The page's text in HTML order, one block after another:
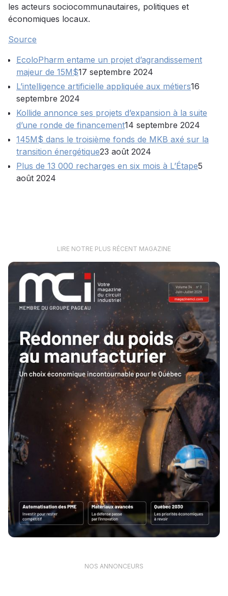
les acteurs sociocommunautaires, politiques et
économiques locaux.
Source
EcoloPharm entame un projet d’agrandissement
majeur de 15M$17 septembre 2024
L’intelligence artificielle appliquée aux métiers16
septembre 2024
Kollide annonce ses projets d’expansion à la suite
d’une ronde de financement14 septembre 2024
145M$ dans le troisième fonds de MKB axé sur la
transition énergétique23 août 2024
Plus de 13 000 recharges en six mois à L’Étape5
août 2024
LIRE NOTRE PLUS RÉCENT MAGAZINE
NOS ANNONCEURS